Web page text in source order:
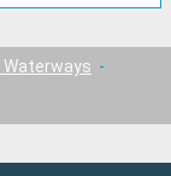
Waterways